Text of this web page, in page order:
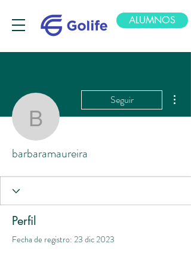
ALUMNOS
barbaramaureira
Seguir
barbaramaureira
Perfil
Fecha de registro: 23 dic 2023